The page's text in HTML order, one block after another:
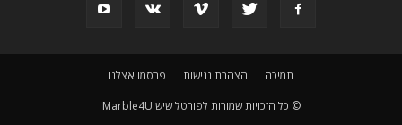
תמיכה הצהרת נגישות
פרסמו אצלנו
© כל הזכויות שמורות לפורטל שיש Marble4U